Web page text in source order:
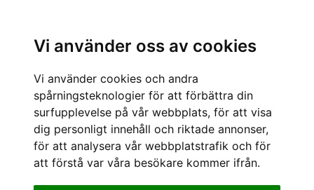
Vi använder oss av cookies
Vi använder cookies och andra
spårningsteknologier för att förbättra din
surfupplevelse på vår webbplats, för att visa
dig personligt innehåll och riktade annonser,
för att analysera vår webbplatstrafik och för
att förstå var våra besökare kommer ifrån.
« Tillbaka /Kläder för tjejer och killar/Vintage/Vintage t-shirts
Sportif Vintage Vintage t-shirts Bear Brook tee